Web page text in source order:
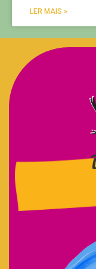
LER MAIS »